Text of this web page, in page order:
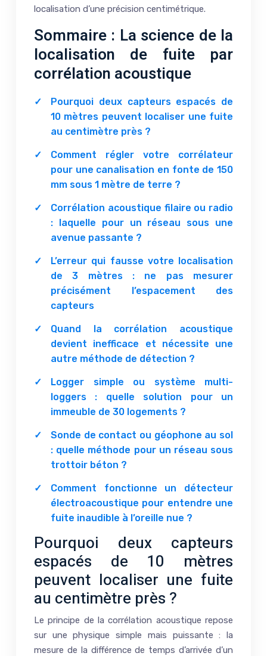
localisation d’une précision centimétrique.
Sommaire : La science de la
localisation de fuite par
corrélation acoustique
Pourquoi deux capteurs espacés de
10 mètres peuvent localiser une fuite
au centimètre près ?
Comment régler votre corrélateur
pour une canalisation en fonte de 150
mm sous 1 mètre de terre ?
Corrélation acoustique filaire ou radio
: laquelle pour un réseau sous une
avenue passante ?
L’erreur qui fausse votre localisation
de 3 mètres : ne pas mesurer
précisément l’espacement des
capteurs
Quand la corrélation acoustique
devient inefficace et nécessite une
autre méthode de détection ?
Logger simple ou système multi-
loggers : quelle solution pour un
immeuble de 30 logements ?
Sonde de contact ou géophone au sol
: quelle méthode pour un réseau sous
trottoir béton ?
Comment fonctionne un détecteur
électroacoustique pour entendre une
fuite inaudible à l’oreille nue ?
Pourquoi deux capteurs
espacés de 10 mètres
peuvent localiser une fuite
au centimètre près ?
Le principe de la corrélation acoustique repose
sur une physique simple mais puissante : la
mesure de la différence de temps d’arrivée d’un